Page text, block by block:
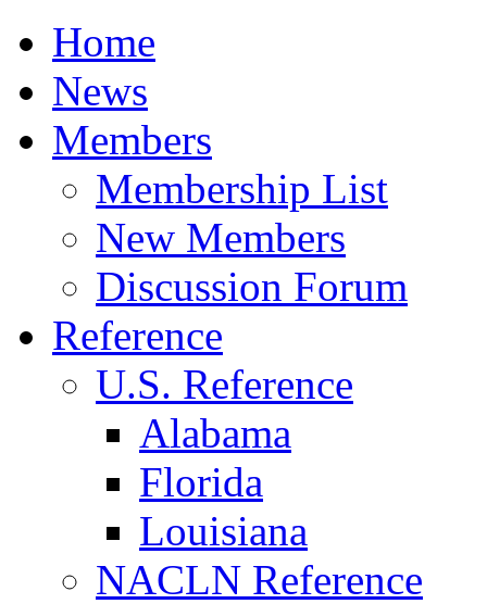
Home
News
Members
Membership List
New Members
Discussion Forum
Reference
U.S. Reference
Alabama
Florida
Louisiana
NACLN Reference